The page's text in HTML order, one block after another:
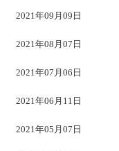
2021年09月09日
2021年08月07日
2021年07月06日
2021年06月11日
2021年05月07日